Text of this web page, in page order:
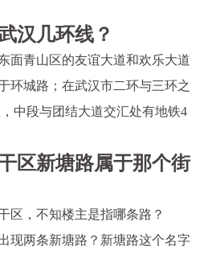
汉几环线？
面青山区的友谊大道和欢乐大道
环城路；在武汉市二环与三环之
中段与团结大道交汇处有地铁4
区新塘路属于那个街
区，不知楼主是指哪条路？
现两条新塘路？新塘路这个名字